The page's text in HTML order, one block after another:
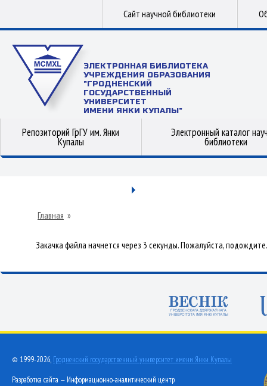
Сайт научной библиотеки
ЭЛЕКТРОННАЯ БИБЛИОТЕКА
УЧРЕЖДЕНИЯ ОБРАЗОВАНИЯ
"ГРОДНЕНСКИЙ
ГОСУДАРСТВЕННЫЙ
УНИВЕРСИТЕТ
ИМЕНИ ЯНКИ КУПАЛЫ"
Репозиторий ГрГУ им. Янки
Купалы
Электронный каталог
библиотеки
Главная »
Закачка файла начнется через 3 секунды. Пожалуйста, подождите.
© 1999-2026, Гродненский государственный университет имени Янки Купалы
Разработка сайта — Информационно-аналитический центр